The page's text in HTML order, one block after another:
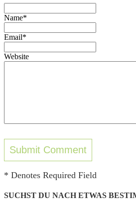
Name*
Email*
Website
* Denotes Required Field
SUCHST DU NACH ETWAS